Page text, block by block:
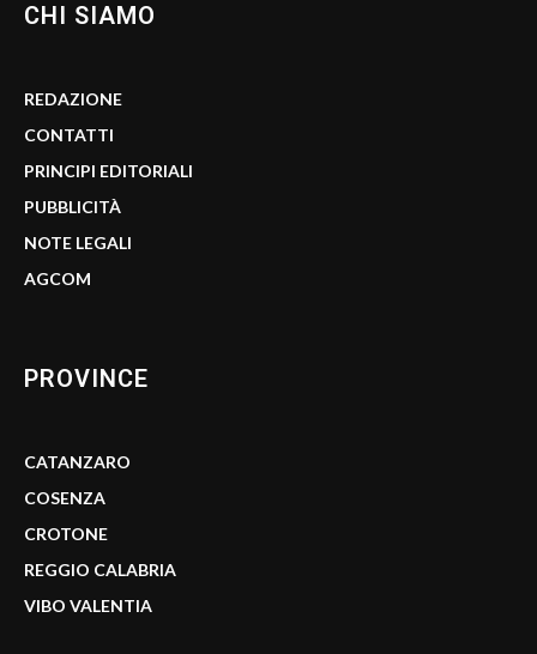
CHI SIAMO
REDAZIONE
CONTATTI
PRINCIPI EDITORIALI
PUBBLICITÀ
NOTE LEGALI
AGCOM
PROVINCE
CATANZARO
COSENZA
CROTONE
REGGIO CALABRIA
VIBO VALENTIA